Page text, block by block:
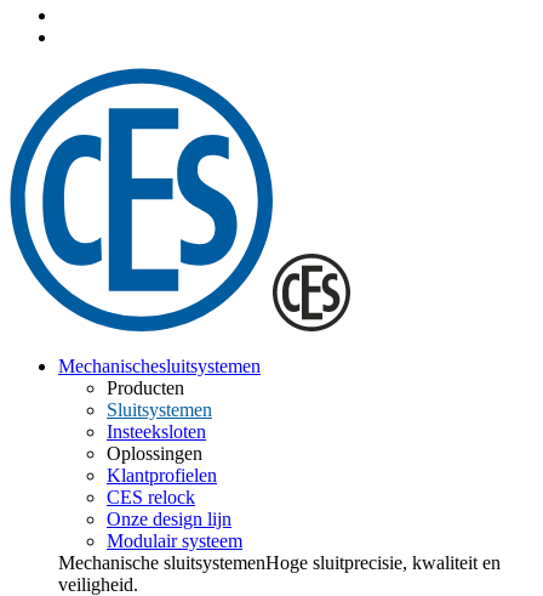
Mechanischesluitsystemen
Producten
Sluitsystemen
Insteeksloten
Oplossingen
Klantprofielen
CES relock
Onze design lijn
Modulair systeem
Mechanische sluitsystemenHoge sluitprecisie, kwaliteit en
veiligheid.